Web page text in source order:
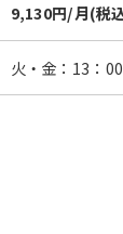
9,130円/月(税
火・金：13：